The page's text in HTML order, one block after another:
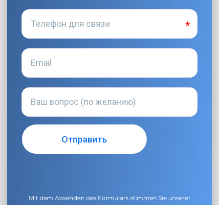
Mit dem Absenden des Formulars stimmen Sie unserer